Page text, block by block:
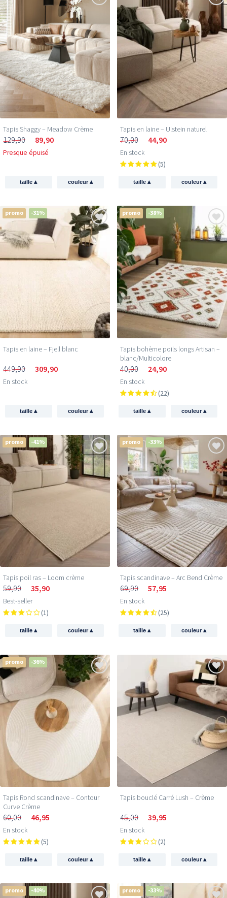
Tapis Shaggy – Meadow Crème
129,90 89,90
Presque épuisé
taille▴ couleur▴
Tapis en laine – Ulstein naturel
70,00 44,90
En stock
(5)
taille▴ couleur▴
promo -31%
Tapis en laine – Fjell blanc
449,90 309,90
En stock
taille▴ couleur▴
promo -38%
Tapis bohème poils longs Artisan –
blanc/Multicolore
40,00 24,90
En stock
(22)
taille▴ couleur▴
promo -41%
Tapis poil ras​ – Loom crème
59,90 35,90
Best-seller
(1)
taille▴ couleur▴
promo -33%
Tapis scandinave – Arc Bend Crème
69,90 57,95
En stock
(25)
taille▴ couleur▴
promo -36%
Tapis Rond scandinave – Contour
Curve Crème
60,00 46,95
En stock
(5)
taille▴ couleur▴
Tapis bouclé Carré Lush – Crème
45,00 39,95
En stock
(2)
taille▴ couleur▴
promo -40% promo -33%